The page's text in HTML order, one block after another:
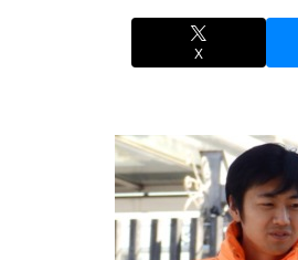
X